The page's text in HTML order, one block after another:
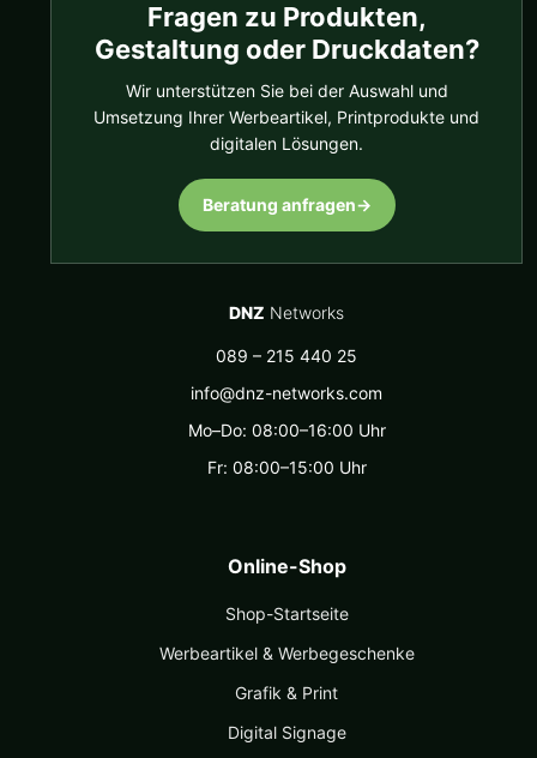
Fragen zu Produkten,
Gestaltung oder Druckdaten?
Wir unterstützen Sie bei der Auswahl und
Umsetzung Ihrer Werbeartikel, Printprodukte und
digitalen Lösungen.
Beratung anfragen→
DNZ Networks
089 – 215 440 25
info@dnz-networks.com
Mo–Do: 08:00–16:00 Uhr
Fr: 08:00–15:00 Uhr
Online-Shop
Shop-Startseite
Werbeartikel & Werbegeschenke
Grafik & Print
Digital Signage